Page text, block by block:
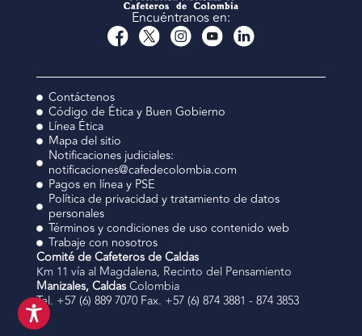
Encuéntranos en:
Contáctenos
Código de Ética y Buen Gobierno
Línea Ética
Mapa del sitio
Notificaciones judiciales:
notificaciones@cafedecolombia.com
Pagos en línea y PSE
Política de privacidad y tratamiento de datos
personales
Términos y condiciones de uso contenido web
Trabaje con nosotros
Comité de Cafeteros de Caldas
Km 11 vía al Magdalena, Recinto del Pensamiento
Manizales, CaldasColombia
Tel. +57 (6) 889 7070 Fax. +57 (6) 874 3881 - 874 3853